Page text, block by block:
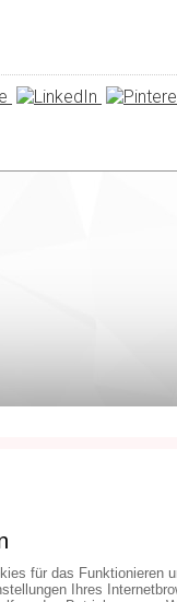
für das Funktionieren
Ihres